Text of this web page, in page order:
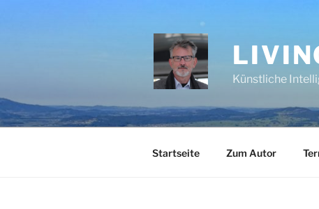
Künstliche
Startseite Zum Autor